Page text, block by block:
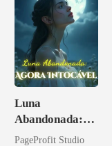
Luna
Abandonada:
Agora Intocável
PageProfit Studio